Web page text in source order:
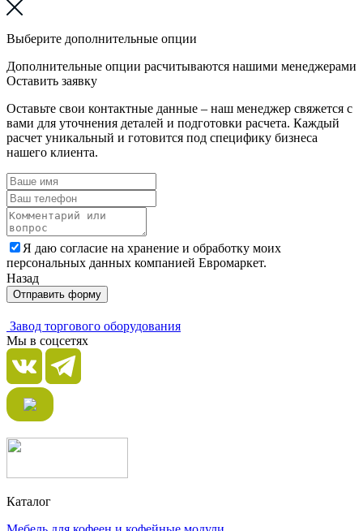
Выберите дополнительные опции
Дополнительные опции расчитываются нашими менеджерами
Оставить заявку
Оставьте свои контактные данные – наш менеджер свяжется с
вами для уточнения деталей и подготовки расчета. Каждый
расчет уникальный и готовится под специфику бизнеса
нашего клиента.
Я даю согласие на хранение и обработку моих
персональных данных компанией Евромаркет.
Назад
Отправить форму
Завод торгового оборудования
Мы в соцсетях
Каталог